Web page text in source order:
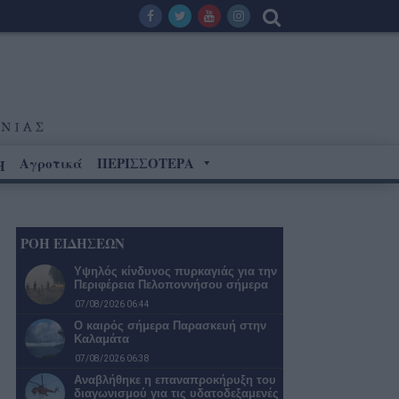
Αγροτικά ΠΕΡΙΣΣΟΤΕΡΑ
ΡΟΗ ΕΙΔΗΣΕΩΝ
Υψηλός κίνδυνος πυρκαγιάς για την
Περιφέρεια Πελοποννήσου σήμερα
07/08/2026 06:44
Ο καιρός σήμερα Παρασκευή στην
Καλαμάτα
07/08/2026 06:38
Αναβλήθηκε η επαναπροκήρυξη του
διαγωνισμού για τις υδατοδεξαμενές